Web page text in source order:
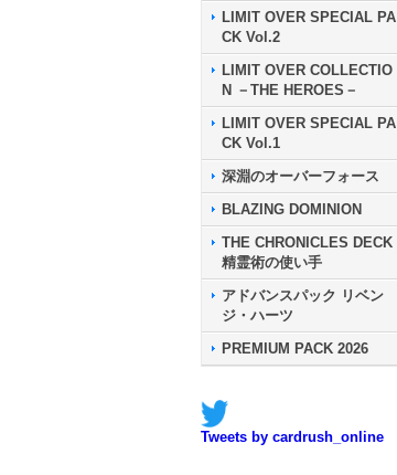
LIMIT OVER SPECIAL PA
CK Vol.2
LIMIT OVER COLLECTIO
N －THE HEROES－
LIMIT OVER SPECIAL PA
CK Vol.1
深淵のオーバーフォース
BLAZING DOMINION
THE CHRONICLES DECK
精霊術の使い手
アドバンスパック リベン
ジ・ハーツ
PREMIUM PACK 2026
Tweets by cardrush_online